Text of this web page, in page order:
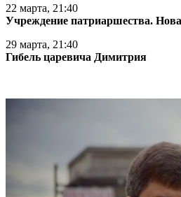
22 марта, 21:40
Учреждение патриаршества.
29 марта, 21:40
Гибель царевича Димитрия